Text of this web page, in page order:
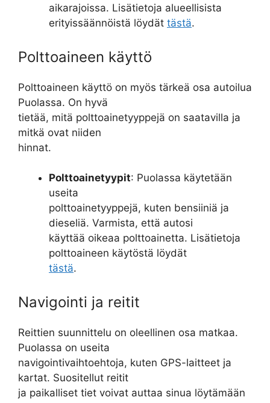
aikarajoissa. Lisätietoja alueellisista
erityissäännöistä löydät tästä.
Polttoaineen käyttö
Polttoaineen käyttö on myös tärkeä osa autoilua
Puolassa. On hyvä
tietää, mitä polttoainetyyppejä on saatavilla ja
mitkä ovat niiden
hinnat.
Polttoainetyypit: Puolassa käytetään
useita
polttoainetyyppejä, kuten bensiiniä ja
dieseliä. Varmista, että autosi
käyttää oikeaa polttoainetta. Lisätietoja
polttoaineen käytöstä löydät
tästä.
Navigointi ja reitit
Reittien suunnittelu on oleellinen osa matkaa.
Puolassa on useita
navigointivaihtoehtoja, kuten GPS-laitteet ja
kartat. Suositellut reitit
ja paikalliset tiet voivat auttaa sinua löytämään